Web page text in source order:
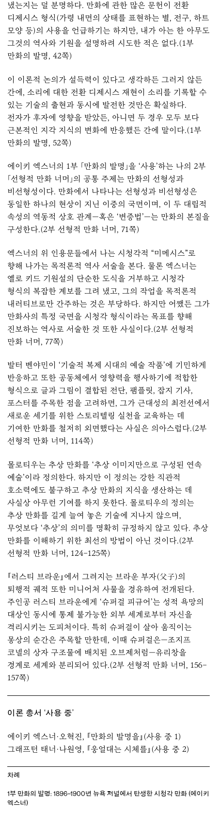
냈는지는 덜 분명하다. 만화에 관한 많은 문헌이 전환
디제시스 형식(가령 내면의 상태를 표현하는 별, 전구, 하트
모양 등)의 사용을 언급하기는 하지만, 내가 아는 한 아무도
그것의 역사와 기원을 설명하려 시도한 적은 없다.(1부
만화의 발명, 42쪽)
이 이론적 논의가 설득력이 있다고 생각하든 그러지 않든
간에, 소리에 대한 전환 디제시스 재현이 소리를 기록할 수
있는 기술의 출현과 동시에 발전한 것만은 확실하다.
전자가 후자에 영향을 받았든, 아니면 두 경우 모두 보다
근본적인 지각 지식의 변화에 반응했든 간에 말이다.(1부
만화의 발명, 52쪽)
에이키 엑스너의 1부 「만화의 발명」을 ‘사용’하는 나의 2부
「선형적 만화 너머」의 공통 주제는 만화의 선형성과
비선형성이다. 만화에서 나타나는 선형성과 비선형성은
동일한 하나의 현상이 지닌 이중의 국면이며, 이 두 대립적
속성의 역동적 상호 관계—혹은 ‘변증법’—는 만화의 본질을
구성한다.(2부 선형적 만화 너머, 71쪽)
엑스너의 위 인용문들에서 나는 시청각적 “미메시스”로
향해 나가는 목적론적 역사 서술을 본다. 물론 엑스너는
옐로 키드 기원설의 단순한 도식을 거부하고 시청각
형식의 복잡한 계보를 그려 냈고, 그의 작업을 목적론적
내러티브로만 간주하는 것은 부당하다. 하지만 어쨌든 그가
만화사의 특정 국면을 시청각 형식이라는 목표를 향해
진보하는 역사로 서술한 것 또한 사실이다.(2부 선형적
만화 너머, 77쪽)
발터 벤야민이 ‘기술적 복제 시대의 예술 작품’에 기민하게
반응하고 또한 공동체에서 영향력을 행사하기에 적합한
형식으로 글과 그림이 결합된 전단, 팸플릿, 잡지 기사,
포스터를 주목한 점을 고려하면, 그가 근대성의 최전선에서
새로운 세기를 위한 스토리텔링 실천을 교육하는 데
기여한 만화를 철저히 외면했다는 사실은 의아스럽다.(2부
선형적 만화 너머, 114쪽)
몰로티우는 추상 만화를 ‘추상 이미지만으로 구성된 연속
예술’이라 정의한다. 하지만 이 정의는 강한 직관적
호소력에도 불구하고 추상 만화의 지식을 생산하는 데
사실상 아무런 기여를 하지 못한다. 몰로티우의 정의는
추상 만화를 길게 늘여 놓은 기술에 지나지 않으며,
무엇보다 ‘추상’의 의미를 명확히 규정하지 않고 있다. 추상
만화를 이해하기 위한 최선의 방법이 아닌 것이다.(2부
선형적 만화 너머, 124–125쪽)
『러스티 브라운』에서 그려지는 브라운 부자(父子)의
퇴행적 궤적 또한 미니어처 사물을 경유하여 전개된다.
주인공 러스티 브라운에게 ‘슈퍼걸 피규어’는 성적 욕망의
대상인 동시에 통제 불가능한 외부 세계로부터 자신을
격리시키는 도피처이다. 특히 슈퍼걸이 살아 움직이는
몽상의 순간은 주목할 만한데, 이때 슈퍼걸은—조지프
코넬의 상자 구조물에 배치된 오브제처럼—유리창을
경계로 세계와 분리되어 있다.(2부 선형적 만화 너머, 156–
157쪽)
이론 총서 ‘사용 중’
에이키 엑스너·오혁진, 『만화의 발명을』 (사용 중 1)
그래프턴 태너·나원영,
『웅얼대는 시체를』 (사용 중 2)
차례
1부 만화의 발명: 1896–1900년 뉴욕 저널에서 탄생한 시청각 만화 (에이키
엑스너)